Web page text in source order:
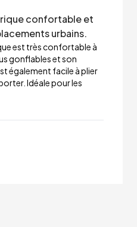
confortable et
urbains.
est très confortable à
gonflables et son
également facile à plier
Idéale pour les